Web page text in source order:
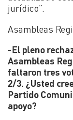
jurídico”.
Asambleas
-El pleno
Asambleas
faltaron tres
2/3. ¿Usted
Partido
apoyo?